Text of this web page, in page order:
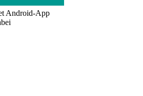
Android-App